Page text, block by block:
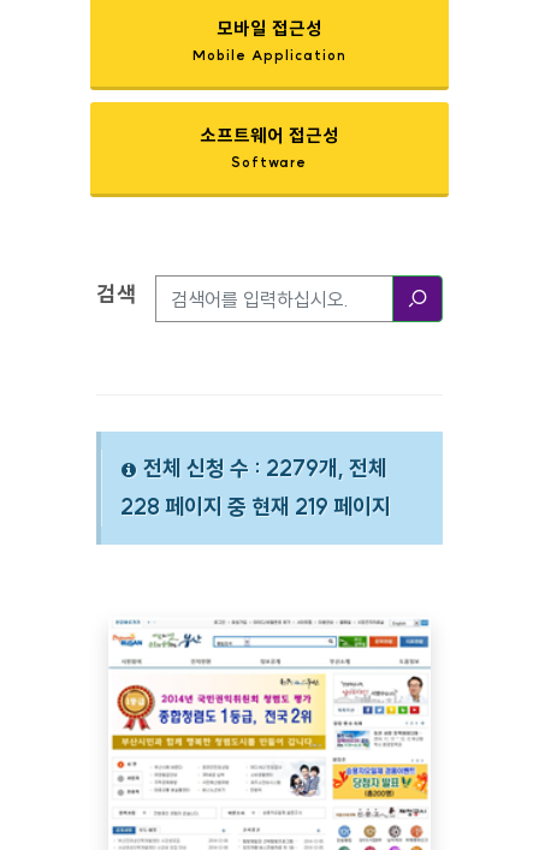
모바일 접근성
Mobile Application
소프트웨어 접근성
Software
검색옵션
검색
전체 신청 수 : 2279개, 전체
228 페이지 중 현재 219 페이지